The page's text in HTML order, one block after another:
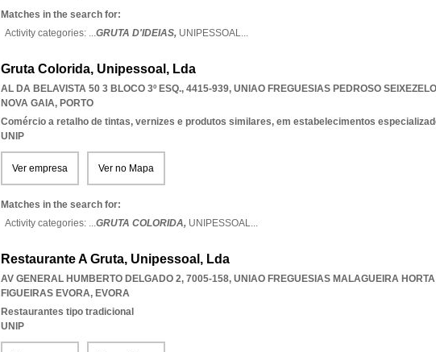
Matches in the search for:
Activity categories: ...GRUTA D'IDEIAS, UNIPESSOAL...
Gruta Colorida, Unipessoal, Lda
AL DA BELAVISTA 50 3 BLOCO 3º ESQ., 4415-939, UNIAO FREGUESIAS PEDROSO
NOVA GAIA, PORTO
Comércio a retalho de tintas, vernizes e produtos similares, em estabelecimentos
UNIP
Ver empresa Ver no Mapa
Matches in the search for:
Activity categories: ...GRUTA COLORIDA, UNIPESSOAL...
Restaurante A Gruta, Unipessoal, Lda
AV GENERAL HUMBERTO DELGADO 2, 7005-158, UNIAO FREGUESIAS MALAGUEIRA HORTA
FIGUEIRAS EVORA, EVORA
Restaurantes tipo tradicional
UNIP